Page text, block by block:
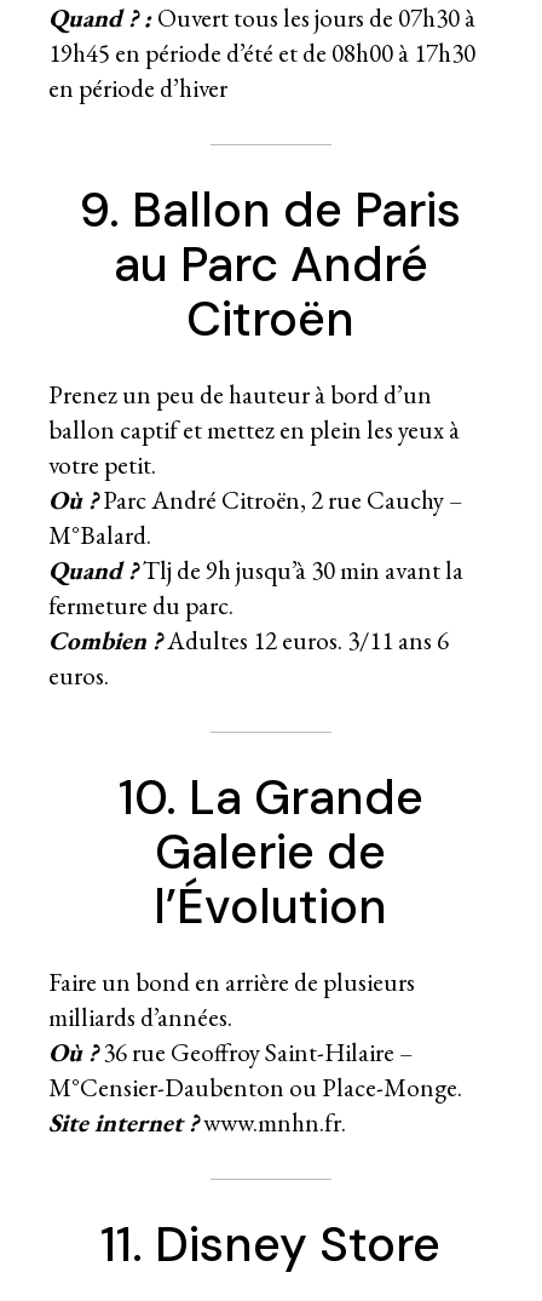
Quand ? :Ouvert tous les jours de 07h30 à
19h45 en période d’été et de 08h00 à 17h30
en période d’hiver
9. Ballon de Paris
au Parc André
Citroën
Prenez un peu de hauteur à bord d’un
ballon captif et mettez en plein les yeux à
votre petit.
Où ?Parc André Citroën, 2 rue Cauchy –
M°Balard.
Quand ?Tlj de 9h jusqu’à 30 min avant la
fermeture du parc.
Combien ?Adultes 12 euros. 3/11 ans 6
euros.
10. La Grande
Galerie de
l’Évolution
Faire un bond en arrière de plusieurs
milliards d’années.
Où ?36 rue Geoffroy Saint-Hilaire –
M°Censier-Daubenton ou Place-Monge.
Site internet ?www.mnhn.fr.
11. Disney Store